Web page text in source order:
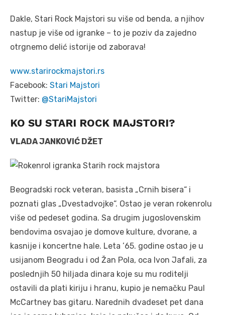
Dakle, Stari Rock Majstori su više od benda, a njihov
nastup je više od igranke – to je poziv da zajedno
otrgnemo delić istorije od zaborava!
www.starirockmajstori.rs
Facebook: Stari Majstori
Twitter: @StariMajstori
KO SU STARI ROCK MAJSTORI?
VLADA JANKOVIĆ DŽET
Beogradski rock veteran, basista „Crnih bisera“ i
poznati glas „Dvestadvojke“. Ostao je veran rokenrolu
više od pedeset godina. Sa drugim jugoslovenskim
bendovima osvajao je domove kulture, dvorane, a
kasnije i koncertne hale. Leta ’65. godine ostao je u
usijanom Beogradu i od Žan Pola, oca Ivon Jafali, za
poslednjih 50 hiljada dinara koje su mu roditelji
ostavili da plati kiriju i hranu, kupio je nemačku Paul
McCartney bas gitaru. Narednih dvadeset pet dana